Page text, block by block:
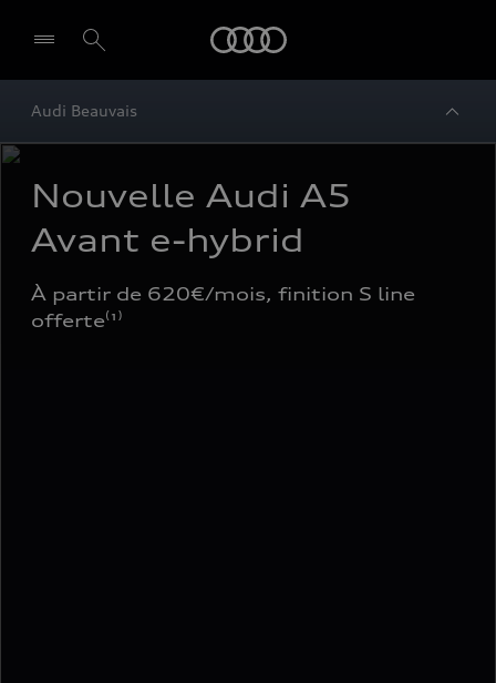
Audi Beauvais
Nouvelle Audi A5
Avant e-hybrid
À partir de 620€/mois, finition S line
offerte⁽¹⁾